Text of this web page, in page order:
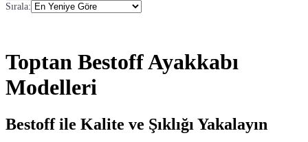
Sırala:
Toptan Bestoff Ayakkabı
Modelleri
Bestoff ile Kalite ve Şıklığı Yakalayın